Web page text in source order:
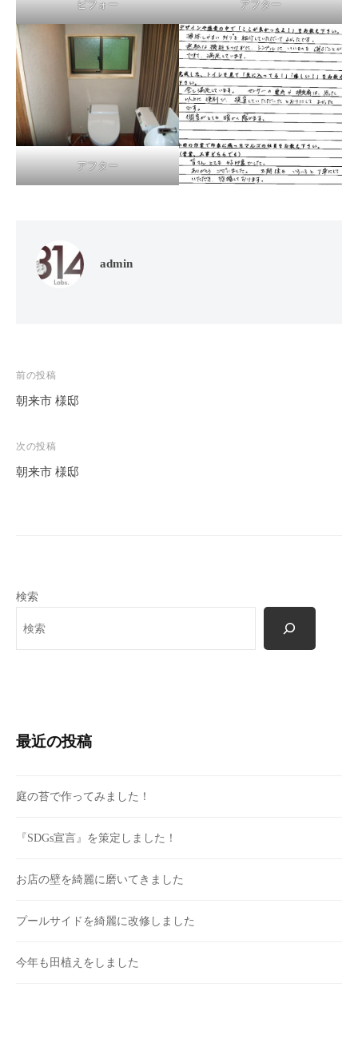
ビフォー アフター
アフター
admin
投
稿
ビ
ゲ
前の投稿
朝来市 様邸
次の投稿
朝来市 様邸
検索
最近の投稿
庭の苔で作ってみました！
『SDGs宣言』を策定しました！
お店の壁を綺麗に磨いてきました
プールサイドを綺麗に改修しました
今年も田植えをしました